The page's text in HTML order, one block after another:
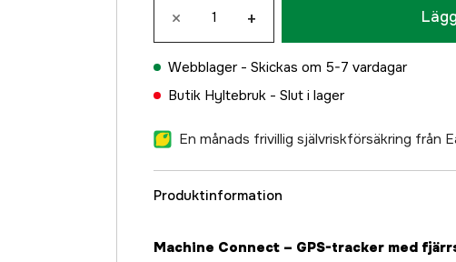
× +
Webblager - Skickas om 5-7 vardagar
Butik Hyltebruk - Slut i lager
En månads frivillig självriskförsäkring från
Produktinformation
Machine Connect – GPS-tracker med